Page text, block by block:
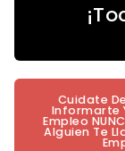
Cuidate
Informarte
Empleo
Alguien Te